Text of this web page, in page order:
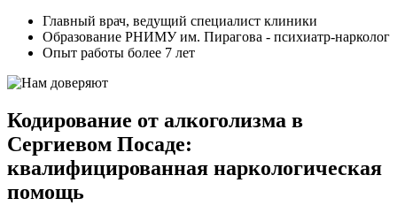
Главный врач, ведущий специалист клиники
Образование РНИМУ им. Пирагова - психиатр-нарколог
Опыт работы более 7 лет
Кодирование от алкоголизма в
Сергиевом Посаде:
квалифицированная наркологическая
помощь